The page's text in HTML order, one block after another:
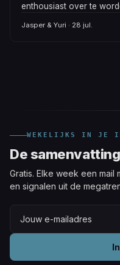
enthousiast over te
Jasper & Yuri · 28 jul.
WEKELIJKS IN JE
De
Gratis. Elke week een mail
en signalen uit de